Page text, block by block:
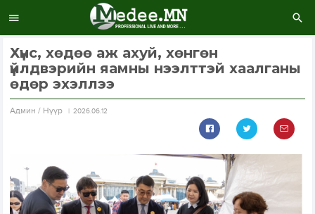
Хүнс, хөдөө аж ахуй, хөнгөн
үйлдвэрийн яамны нээлттэй хаалганы
өдөр эхэллээ
Aдмин / Нүүр 2026.06.12